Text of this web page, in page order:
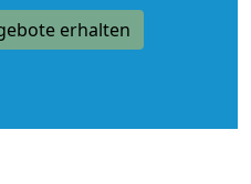
erhalten